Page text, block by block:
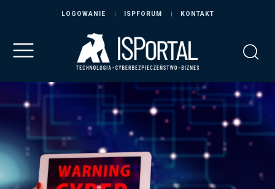
LOGOWANIE ISPFORUM KONTAKT